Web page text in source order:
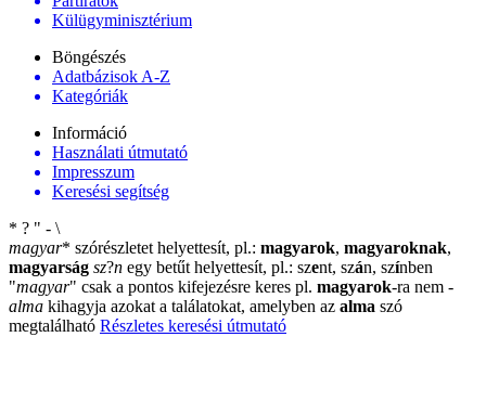
Külügyminisztérium
Böngészés
Adatbázisok A-Z
Kategóriák
Információ
Használati útmutató
Impresszum
Keresési segítség
* ? " - \
magyar* szórészletet helyettesít, pl.: magyarok, magyaroknak,
magyarság sz?n egy betűt helyettesít, pl.: szent, szán, színben
"magyar" csak a pontos kifejezésre keres pl. magyarok-ra nem -
alma kihagyja azokat a találatokat, amelyben az alma szó
megtalálható Részletes keresési útmutató